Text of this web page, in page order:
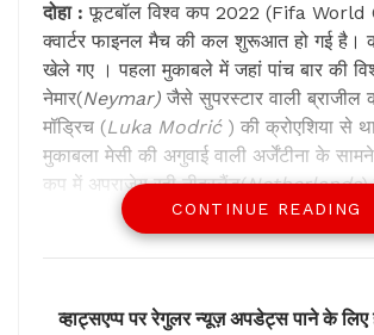
दोहा : फूटबॉल विश्व कप 2022 (Fifa
क्वार्टर फाइनल मैच की कल शुरूआत हो गई है।
खेले गए । पहला मुकाबले में जहां पांच बार की
नेमार(Neymar) जैसे सुपरस्टार वाली ब्राजील
मॉड्रिच (Luka Modrić) की क्रोएशिया से
मुकाबला मेसी की अगुवाई वाली अर्जेंटीना के
कप में अपराजेय रही नीदरलैंड(Netherlands)
दोनों ही मुकाबले का नतीजा पेनेल्टी शूटआउट के
जहां पहले मुकाबले में क्रोएशिया ने
CONTINUE READING
व्हाट्सएप्प पर रेगुलर न्यूज़ अपडेट्स पाने के लिए